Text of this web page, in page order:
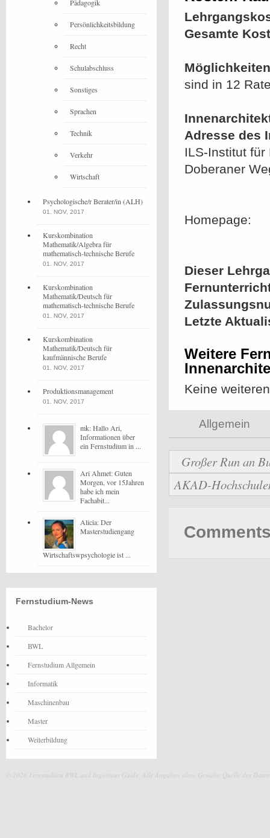
Gesamte
sind in 12
Adresse des
ILS-Institut
Doberaner
Homepage:
Dieser
Letzte
Weitere
Keine
Allgemein
Großer Run an
AKAD-
Pädagogik
Persönlichkeitsbildung
Recht
Schulabschluss
Sonstiges
Sprachen
Technik
Verkehr
Wirtschaft
Psychologische/r Berater/in (ALH)
01. NOV, 2017
Kurskombination
Mathematik/Algebra für
mathematisch-technische Berufe
01. NOV, 2017
Kurskombination
Mathematik/Deutsch für
mathematisch-technische Berufe
01. NOV, 2017
Kurskombination
Mathematik/Deutsch für
kaufmännische Berufe
01. NOV, 2017
Produktionsmanagement
01. NOV, 2017
mk: Hallo Ari,
Informationen über
ein Fernstudium in ...
Ari Ahmet: Guten
Morgen, vor 15Jahren
habe ich mein
Fachabit...
Alicia: Der
Masterstudiengang
Wirtschaftswpsychologie ist ...
Fernstudium-News
Bachelor
BWL
Fernstudium Allgemein
Informatik
Maschinenbau
Master
Weiterbildung
© 2026 Fernstudium BWL und Ingenieur Guide. Alle Angaben ohne Gewähr. Quelle der